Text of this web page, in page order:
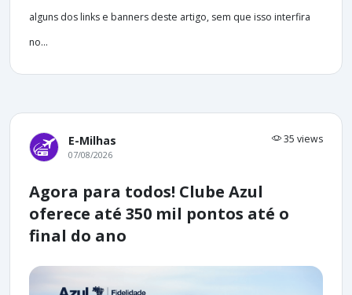
alguns dos links e banners deste artigo, sem que isso interfira
no...
E-Milhas 35 views
07/08/2026
Agora para todos! Clube Azul
oferece até 350 mil pontos até o
final do ano